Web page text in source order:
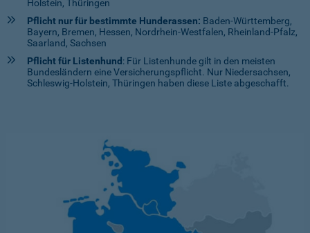
Holstein, Thüringen
Pflicht nur für bestimmte Hunderassen: Baden-Württemberg,
Bayern, Bremen, Hessen, Nordrhein-Westfalen, Rheinland-Pfalz,
Saarland, Sachsen
Pflicht für Listenhund : Für Listenhunde gilt in den meisten
Bundesländern eine Versicherungspflicht. Nur Niedersachsen,
Schleswig-Holstein, Thüringen haben diese Liste abgeschafft.